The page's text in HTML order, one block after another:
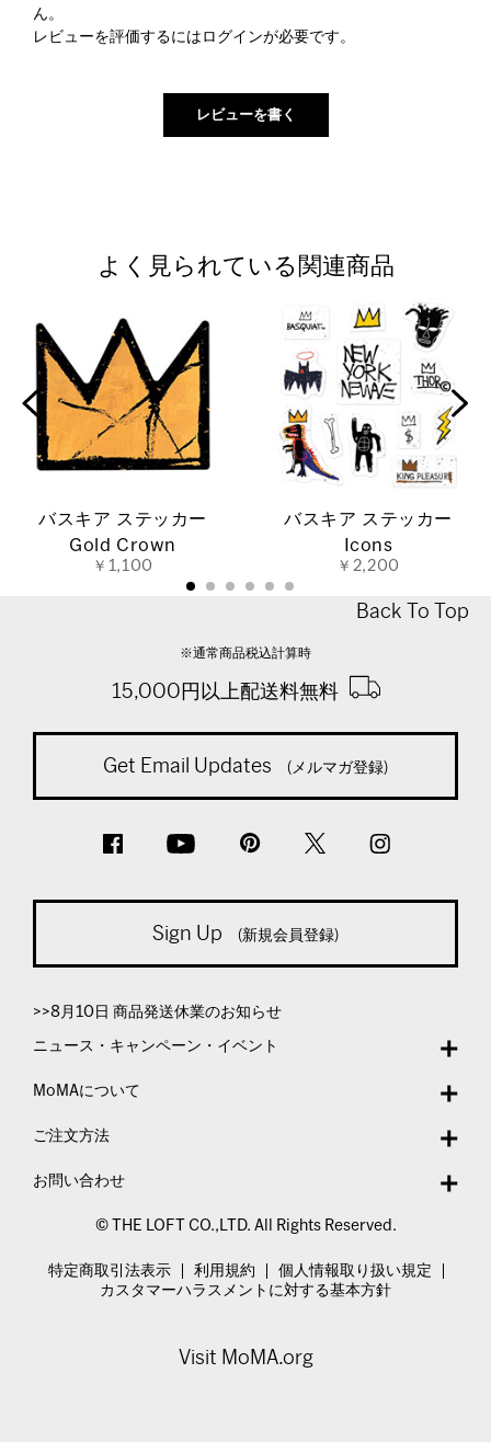
ん。
レビューを評価するには ログインが必要です。
よく見られている関連商品
バスキア ステッカー
Gold Crown
￥1,100
バスキア ステッカー
Icons
￥2,200
Back To Top
※通常商品税込計算時
15,000円以上配送料無料
Get Email Updates (メルマガ登録)
Sign Up (新規会員登録)
>>8月10日 商品発送休業のお知らせ
ニュース・キャンペーン・イベント
MoMAについて
ご注文方法
お問い合わせ
© THE LOFT CO.,LTD. All Rights Reserved.
特定商取引法表示 利用規約
個人情報取り扱い規定
カスタマーハラスメントに対する基本方針
Visit MoMA.org